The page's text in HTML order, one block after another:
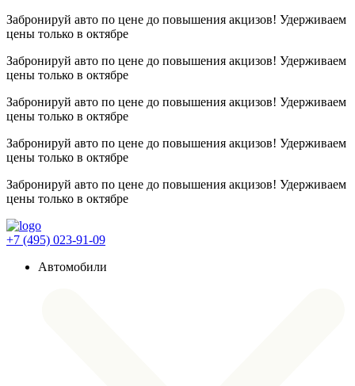
Забронируй авто по цене до повышения акцизов! Удерживаем
цены только в октябре
Забронируй авто по цене до повышения акцизов! Удерживаем
цены только в октябре
Забронируй авто по цене до повышения акцизов! Удерживаем
цены только в октябре
Забронируй авто по цене до повышения акцизов! Удерживаем
цены только в октябре
Забронируй авто по цене до повышения акцизов! Удерживаем
цены только в октябре
+7 (495) 023-91-09
Автомобили